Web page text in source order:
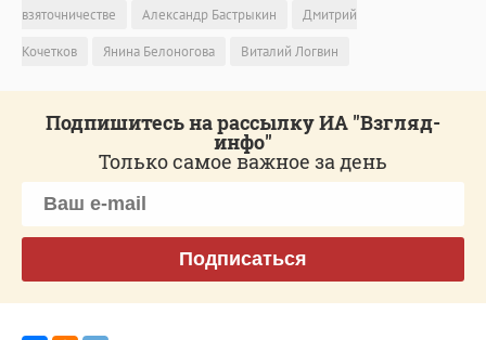
взяточничестве Александр Бастрыкин
Дмитрий
Кочетков
Янина Белоногова Виталий Логвин
Подпишитесь на рассылку ИА "Взгляд-
инфо"
Только самое важное за день
Подписаться